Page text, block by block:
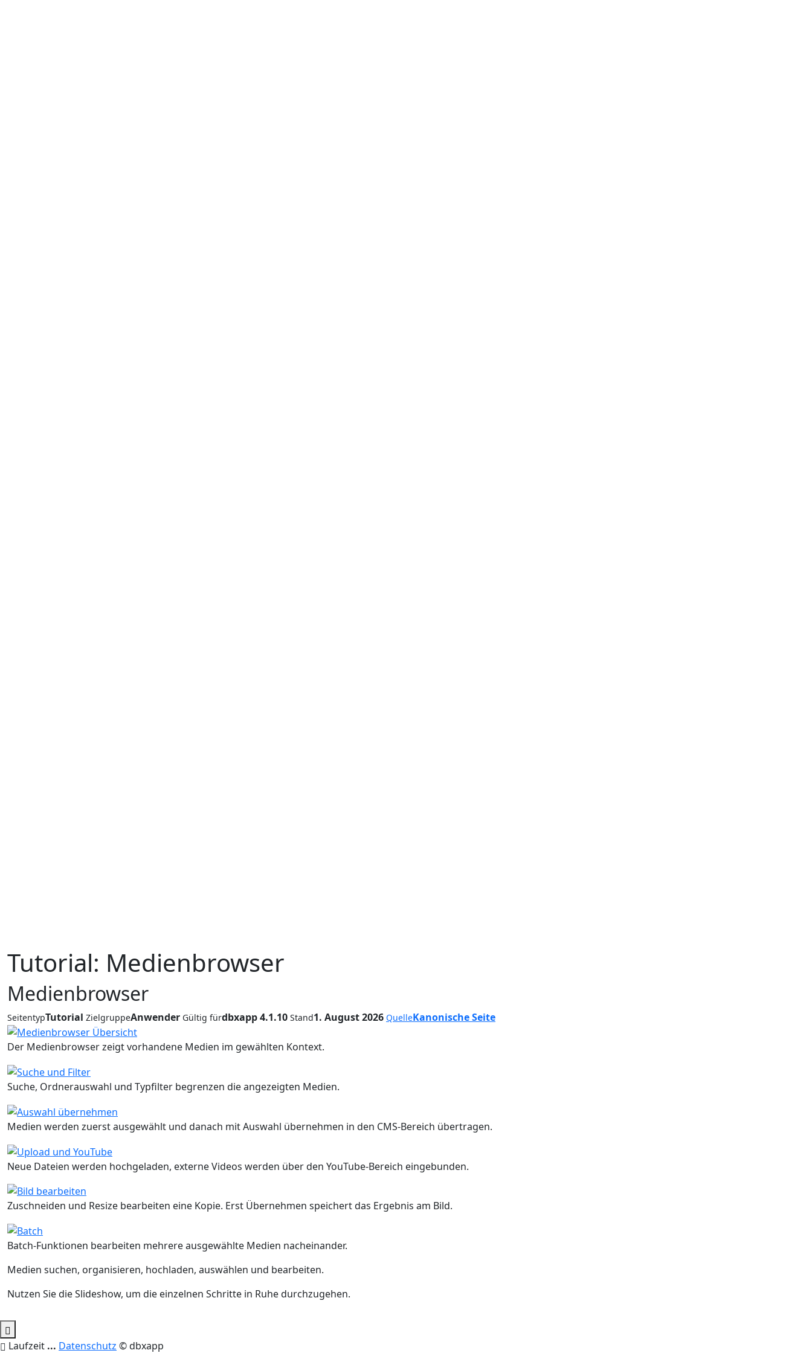
Tutorial: Medienbrowser
Medienbrowser
SeitentypTutorial ZielgruppeAnwender Gültig fürdbxapp 4.1.10 Stand1. August 2026 QuelleKanonische Seite
Der Medienbrowser zeigt vorhandene Medien im gewählten Kontext.
Suche, Ordnerauswahl und Typfilter begrenzen die angezeigten Medien.
Medien werden zuerst ausgewählt und danach mit Auswahl übernehmen in den CMS-Bereich übertragen.
Neue Dateien werden hochgeladen, externe Videos werden über den YouTube-Bereich eingebunden.
Zuschneiden und Resize bearbeiten eine Kopie. Erst Übernehmen speichert das Ergebnis am Bild.
Batch-Funktionen bearbeiten mehrere ausgewählte Medien nacheinander.
Medien suchen, organisieren, hochladen, auswählen und bearbeiten.
Nutzen Sie die Slideshow, um die einzelnen Schritte in Ruhe durchzugehen.
Laufzeit ... Datenschutz © dbxapp